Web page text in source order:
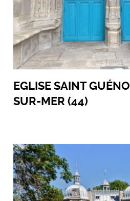
EGLISE SAINT
SUR-MER (44)